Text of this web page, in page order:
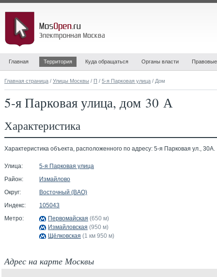
Главная Территория Куда обращаться Органы власти
Главная страница / Улицы Москвы / П / 5-я Парковая улица / Дом
5-я Парковая улица, дом 30 А
Характеристика
Характеристика объекта, расположенного по адресу: 5-я Парковая ул., 30А.
Улица:
5-я Парковая улица
Район:
Измайлово
Округ:
Восточный (ВАО)
Индекс:
105043
Метро:
Первомайская (650 м)
Измайловская (950 м)
Щёлковская (1 км 950 м)
Адрес на карте Москвы